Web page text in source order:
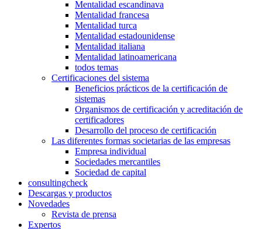
Mentalidad escandinava
Mentalidad francesa
Mentalidad turca
Mentalidad estadounidense
Mentalidad italiana
Mentalidad latinoamericana
todos temas
Certificaciones del sistema
Beneficios prácticos de la certificación de
sistemas
Organismos de certificación y acreditación de
certificadores
Desarrollo del proceso de certificación
Las diferentes formas societarias de las empresas
Empresa individual
Sociedades mercantiles
Sociedad de capital
consultingcheck
Descargas y productos
Novedades
Revista de prensa
Expertos